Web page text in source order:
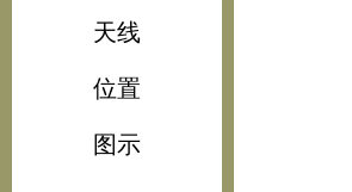
天线
位置
图示